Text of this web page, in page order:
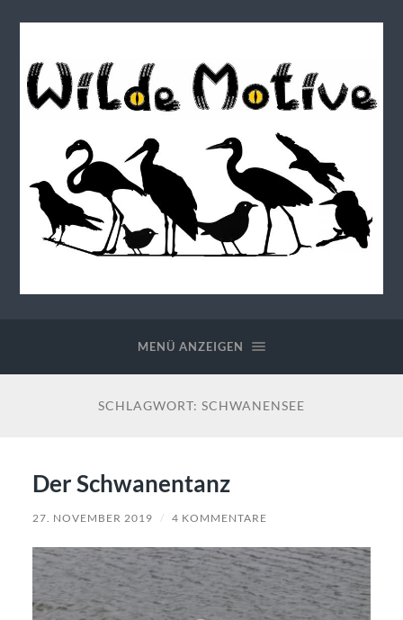
MENÜ ANZEIGEN
SCHLAGWORT: SCHWANENSEE
Der Schwanentanz
27. NOVEMBER 2019 / 4 KOMMENTARE